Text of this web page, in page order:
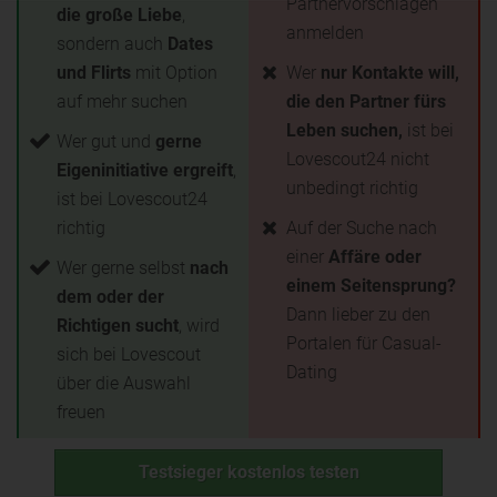
die große Liebe,
sondern auch Dates
und Flirts mit Option
auf mehr suchen
Wer gut und gerne
Eigeninitiative ergreift,
ist bei Lovescout24
richtig
Wer gerne selbst nach
dem oder der
Richtigen sucht, wird
sich bei Lovescout
über die Auswahl
freuen
anmelden
Wer nur Kontakte will,
die den Partner fürs
Leben suchen, ist bei
Lovescout24 nicht
unbedingt richtig
Auf der Suche nach
einer Affäre oder
einem Seitensprung?
Dann lieber zu den
Portalen für Casual-
Dating
Testsieger kostenlos testen